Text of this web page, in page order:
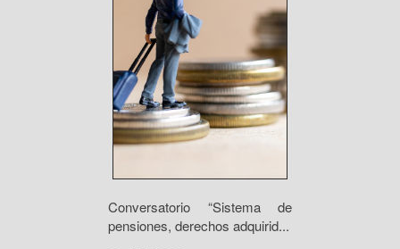
Conversatorio “Sistema de
pensiones, derechos adquirid...